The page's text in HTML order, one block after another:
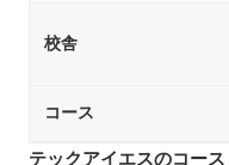
校舎
コース
テックアイエスのコース